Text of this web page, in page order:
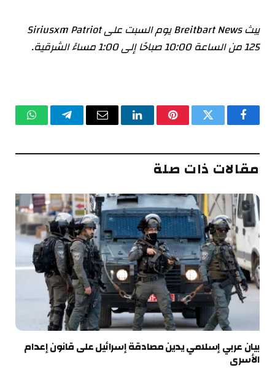
يبث Breitbart News يوم السبت على Siriusxm Patriot
125 من الساعة 10:00 صباحًا إلى 1:00 مساءً الشرقية.
فيسبوكتويتر بينتيريستلينكدإنالبريد تيلقرام
مقالات ذات صلة
بيان عربي إسلامي يدين مصادقة إسرائيل على قانون إعدام
الأسرى